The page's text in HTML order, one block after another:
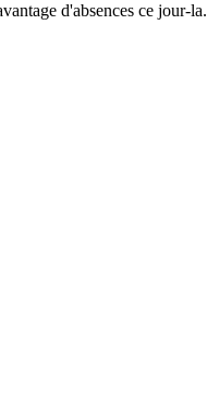
d'absences ce jour-la.